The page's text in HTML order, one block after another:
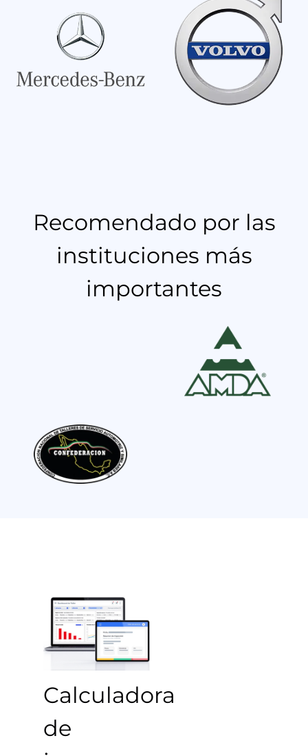
Recomendado por las
instituciones más
importantes
Calculadora
de